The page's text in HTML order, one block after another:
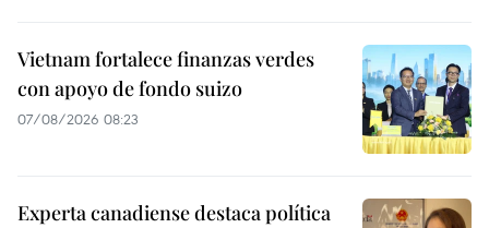
Vietnam fortalece finanzas verdes
con apoyo de fondo suizo
07/08/2026 08:23
Experta canadiense destaca política